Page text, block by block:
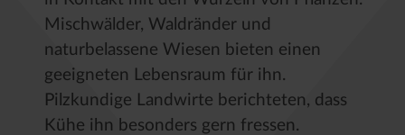
Mischwälder, Waldränder und
naturbelassene Wiesen bieten einen
geeigneten Lebensraum für ihn.
Pilzkundige Landwirte berichteten, dass
Kühe ihn besonders gern fressen.